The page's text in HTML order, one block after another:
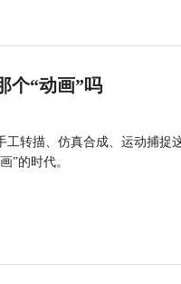
个“动画”吗
工转描、仿真合成、运动捕
”的时代。